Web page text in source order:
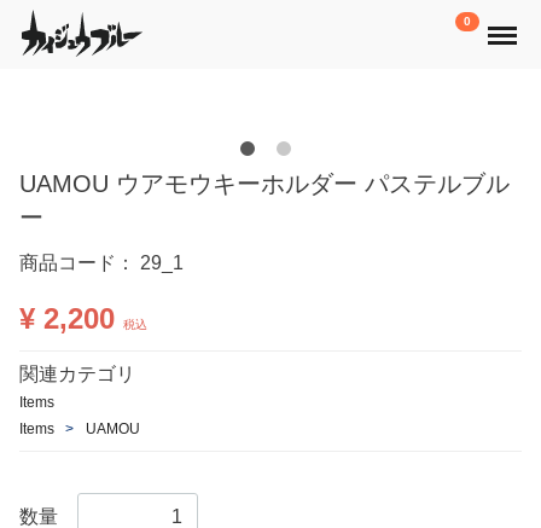
0 Menu
UAMOU ウアモウキーホルダー パステルブル
ー
商品コード： 29_1
¥ 2,200 税込
関連カテゴリ
Items
Items
UAMOU
数量